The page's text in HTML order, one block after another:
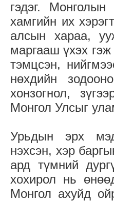
гэдэг.
хамгийн их
алсын хараа,
маргааш үхэх
тэмцсэн,
нөхдийн
хонзогнол,
Монгол Улсыг
Урьдын эрх
нэхсэн, хэр
ард түмний
хохирол нь
Монгол ахуйд